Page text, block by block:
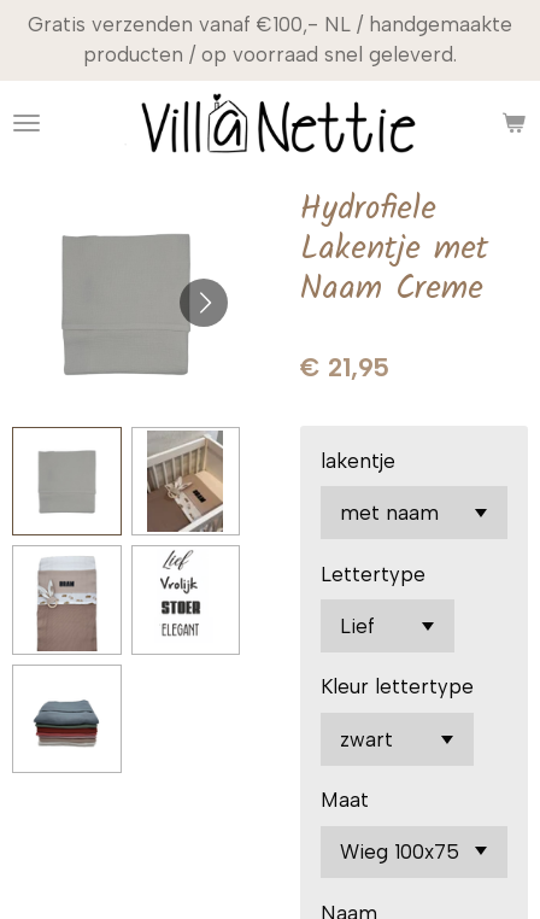
Ga
naar
de
Gratis verzenden vanaf €100,- NL / handgemaakte
producten / op voorraad snel geleverd.
Hydrofiele
Lakentje met
Naam Creme
€ 21,95
lakentje
Lettertype
Kleur lettertype
Maat
Naam